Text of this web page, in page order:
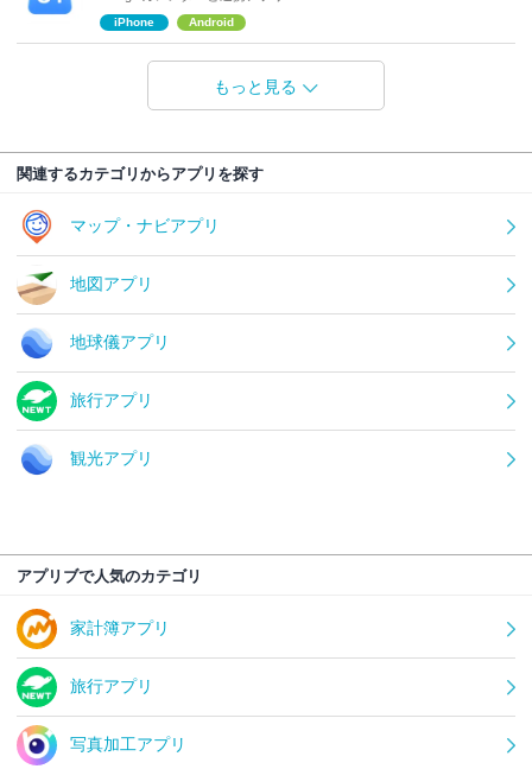
iPhone Android
もっと見る
関連するカテゴリからアプリを探す
マップ・ナビアプリ
地図アプリ
地球儀アプリ
旅行アプリ
観光アプリ
アプリブで人気のカテゴリ
家計簿アプリ
旅行アプリ
写真加工アプリ